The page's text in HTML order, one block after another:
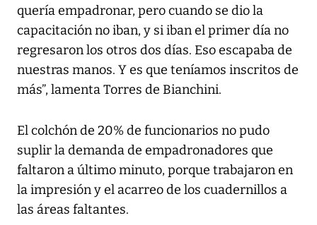
quería empadronar, pero cuando se dio la
capacitación no iban, y si iban el primer día no
regresaron los otros dos días. Eso escapaba de
nuestras manos. Y es que teníamos inscritos de
más”, lamenta Torres de Bianchini.
El colchón de 20% de funcionarios no pudo
suplir la demanda de empadronadores que
faltaron a último minuto, porque trabajaron en
la impresión y el acarreo de los cuadernillos a
las áreas faltantes.